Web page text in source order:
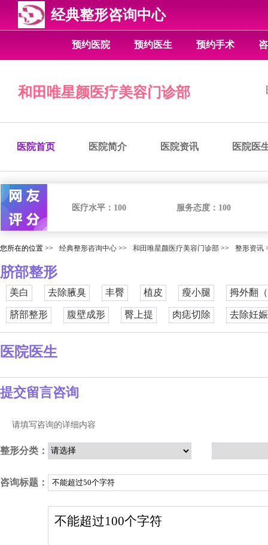
经典整形咨询中心
预约医院 预约医生 预约手术
和田唯星颜医疗美容门诊部
医院首页 医院简介 医院资讯 医院医
医疗水平： 100 服务态度： 100
您所在的位置 >> 经典整形咨询中心 >> 和田唯星颜医疗美容门诊部 >> 整形资讯
脐部整形
美白 去除腋臭 丰臀 植皮 瘦小腿 拇外翻
脐部整形 腹壁成形 臀上提 肉痣切除 去除妊
医院医生
提交留言咨询
请填写咨询的详细内容
整形分类：
咨询标题：